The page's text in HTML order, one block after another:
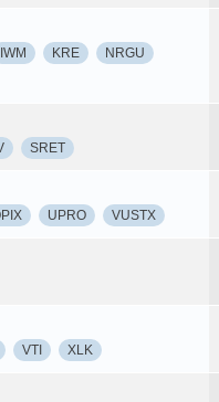
IWM KRE
NRGU
SRET
UPRO VUSTX
VTI XLK